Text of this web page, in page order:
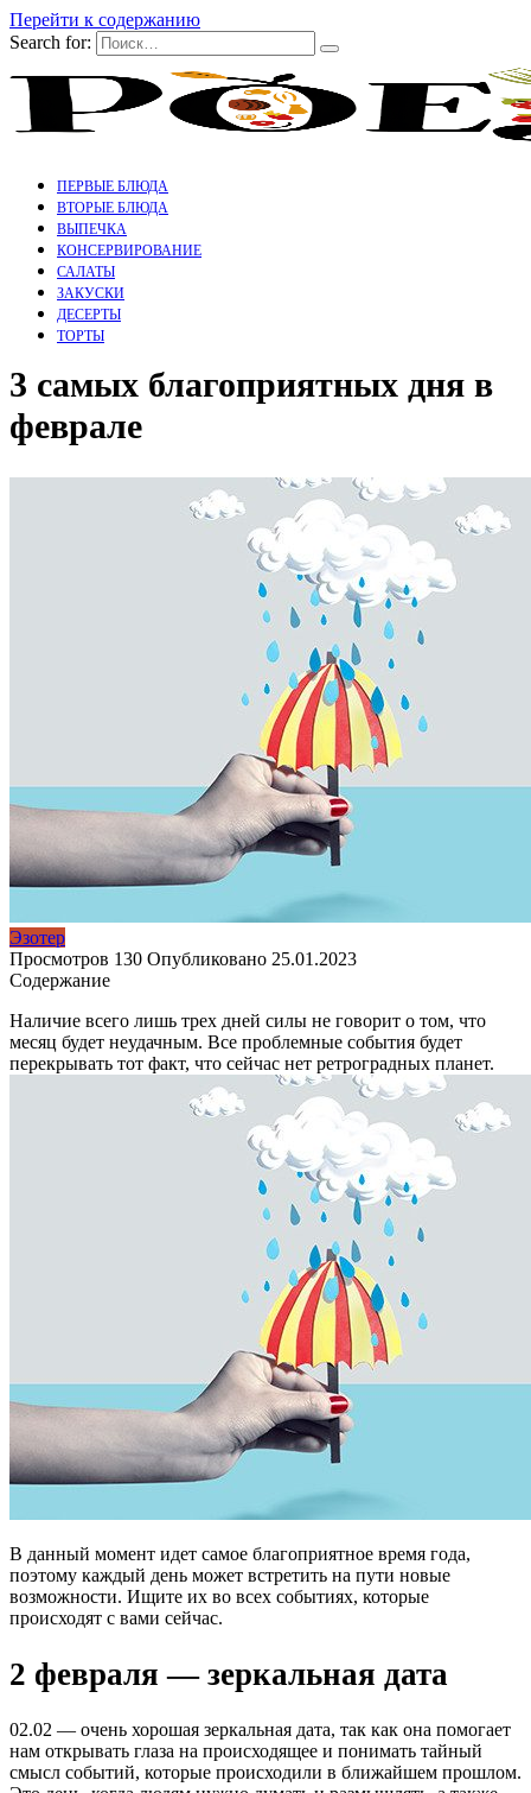
Перейти к содержанию
Search for:
ПЕРВЫЕ БЛЮДА
ВТОРЫЕ БЛЮДА
ВЫПЕЧКА
КОНСЕРВИРОВАНИЕ
САЛАТЫ
ЗАКУСКИ
ДЕСЕРТЫ
ТОРТЫ
3 самых благоприятных дня в
феврале
Эзотер
Просмотров 130 Опубликовано 25.01.2023
Содержание
Наличие всего лишь трех дней силы не говорит о том, что
месяц будет неудачным. Все проблемные события будет
перекрывать тот факт, что сейчас нет ретроградных планет.
В данный момент идет самое благоприятное время года,
поэтому каждый день может встретить на пути новые
возможности. Ищите их во всех событиях, которые
происходят с вами сейчас.
2 февраля — зеркальная дата
02.02 — очень хорошая зеркальная дата, так как она помогает
нам открывать глаза на происходящее и понимать тайный
смысл событий, которые происходили в ближайшем прошлом.